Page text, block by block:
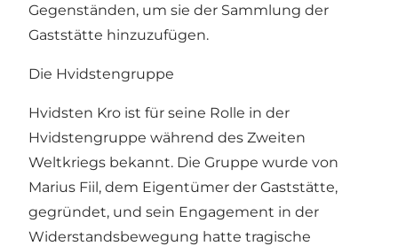
Gegenständen, um sie der Sammlung der
Gaststätte hinzuzufügen.
Die Hvidstengruppe
Hvidsten Kro ist für seine Rolle in der
Hvidstengruppe während des Zweiten
Weltkriegs bekannt. Die Gruppe wurde von
Marius Fiil, dem Eigentümer der Gaststätte,
gegründet, und sein Engagement in der
Widerstandsbewegung hatte tragische